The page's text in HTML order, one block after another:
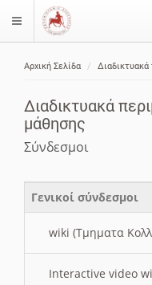
$langMenu
Αρχική Σελίδα
Διαδικτυακά
μάθησης
Σύνδεσμοι
Γενικοί σύνδεσμοι
wiki (Τμηματα
Interactive video